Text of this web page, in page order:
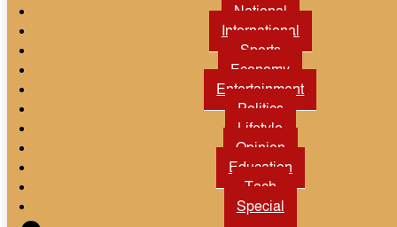
National
International
Sports
Economy
Entertainment
Politics
Lifetyle
Opinion
Education
Tech
Special